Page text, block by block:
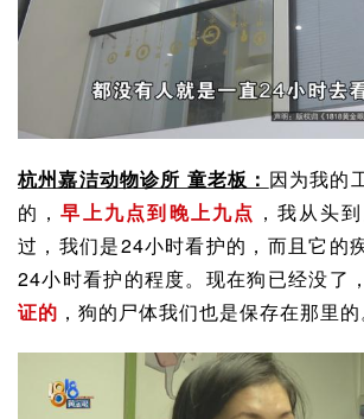
杭州嘉洁动物诊所 童老板： 因为我的
的，早上九点到晚上九点 ，我从头
过，我们是24小时看护的，而且它的
24小时看护的程度。现在狗已经没了，
证的 ，狗的尸体我们也是保存在那里的